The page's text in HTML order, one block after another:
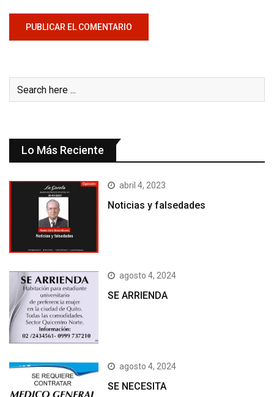
Lo Más Reciente
abril 4, 2023
Noticias y falsedades
agosto 4, 2024
SE ARRIENDA
agosto 4, 2024
SE NECESITA